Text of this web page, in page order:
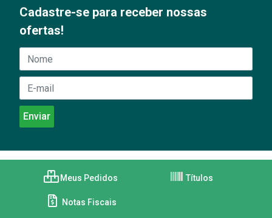
Cadastre-se para receber nossas
ofertas!
Meus Pedidos Títulos
Notas Fiscais